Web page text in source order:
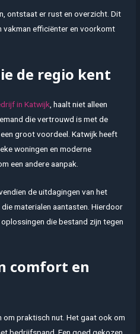
ontstaat er rust en overzicht. Dit
vakman efficiënter en voorkomt
de regio kent
in Katwijk , haalt niet alleen
die vertrouwd is met de
groot voordeel. Katwijk heeft
woningen en moderne
een andere aanpak.
de uitdagingen van het
materialen aantasten. Hierdoor
die bestand zijn tegen
comfort en
om praktisch nut. Het gaat ook om